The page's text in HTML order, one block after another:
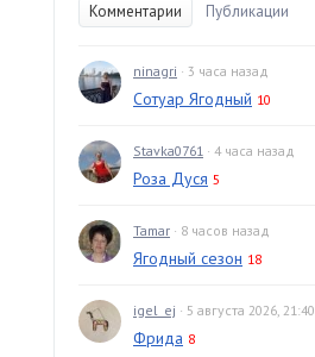
Комментарии Публикации
ninagri · 3 часа назад
Сотуар Ягодный 10
Stavka0761 · 4 часа назад
Роза Дуся 5
Tamar · 8 часов назад
Ягодный сезон 18
igel_ej · 5 августа 2026, 21:40
Фрида 8